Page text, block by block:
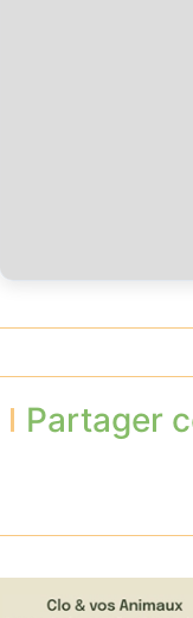
Partager